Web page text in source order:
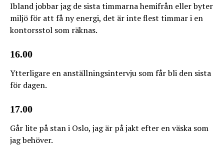
Ibland jobbar jag de sista timmarna hemifrån eller byter
miljö för att få ny energi, det är inte flest timmar i en
kontorsstol som räknas.
16.00
Ytterligare en anställningsintervju som får bli den sista
för dagen.
17.00
Går lite på stan i Oslo, jag är på jakt efter en väska som
jag behöver.